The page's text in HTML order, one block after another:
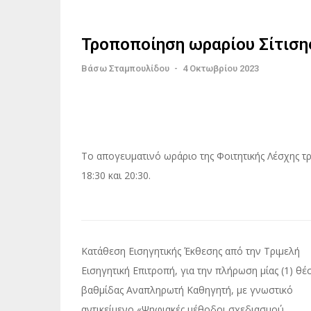
Τροποποίηση ωραρίου
Βάσω Σταμπουλίδου - 4 Οκτωβρίου 2023
Το απογευματινό ωράριο της Φοιτητικής Λέσχης
18:30 και 20:30.
Πλοήγηση
άρθρων
Κατάθεση Εισηγητικής Έκθεσης από την Τριμελή
Εισηγητική Επιτροπή, για την πλήρωση μίας (1)
βαθμίδας Αναπληρωτή Καθηγητή, με γνωστικό